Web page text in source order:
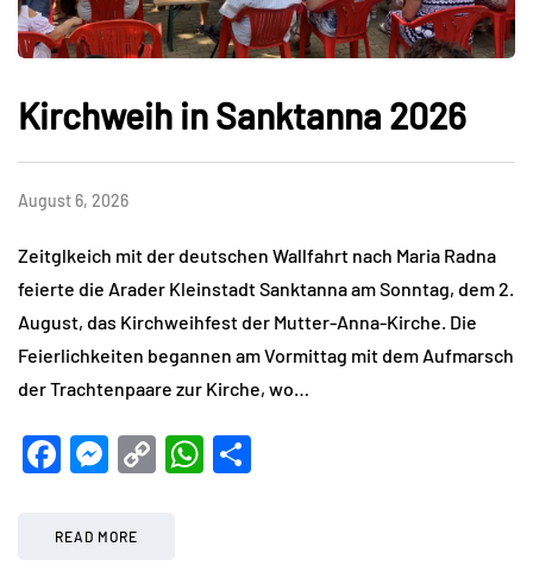
Kirchweih in Sanktanna 2026
August 6, 2026
Zeitglkeich mit der deutschen Wallfahrt nach Maria Radna
feierte die Arader Kleinstadt Sanktanna am Sonntag, dem 2.
August, das Kirchweihfest der Mutter-Anna-Kirche. Die
Feierlichkeiten begannen am Vormittag mit dem Aufmarsch
der Trachtenpaare zur Kirche, wo…
Facebook
Messenger
CopyWhatsApp
READ MORE